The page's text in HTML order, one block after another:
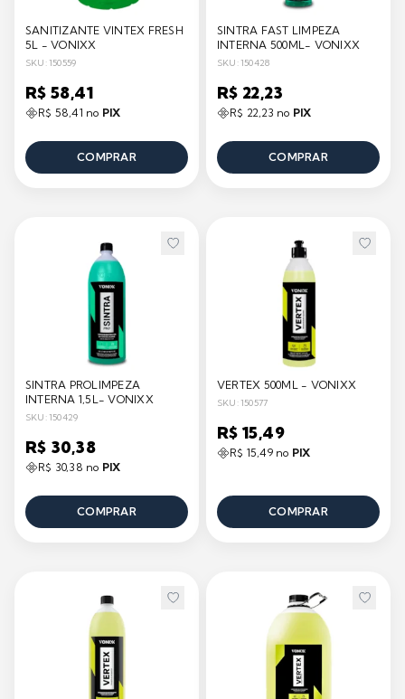
SANITIZANTE VINTEX FRESH
5L - VONIXX
SKU: 150559
R$ 58,41
R$ 58,41 no PIX
COMPRAR
SINTRA FAST LIMPEZA
INTERNA 500ML- VONIXX
SKU: 150428
R$ 22,23
R$ 22,23 no PIX
COMPRAR
SINTRA PROLIMPEZA
INTERNA 1,5L- VONIXX
SKU: 150429
R$ 30,38
R$ 30,38 no PIX
COMPRAR
VERTEX 500ML - VONIXX
SKU: 150577
R$ 15,49
R$ 15,49 no PIX
COMPRAR